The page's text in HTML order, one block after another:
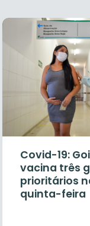
Covid-19:
vacina três
prioritários
quinta-feira